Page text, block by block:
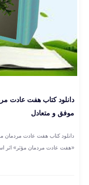
دانلود کتاب هفت عادت
موفق و متعادل
دانلود کتاب هفت عادت مردمان
«هفت عادت مردمان مؤثر» اثر